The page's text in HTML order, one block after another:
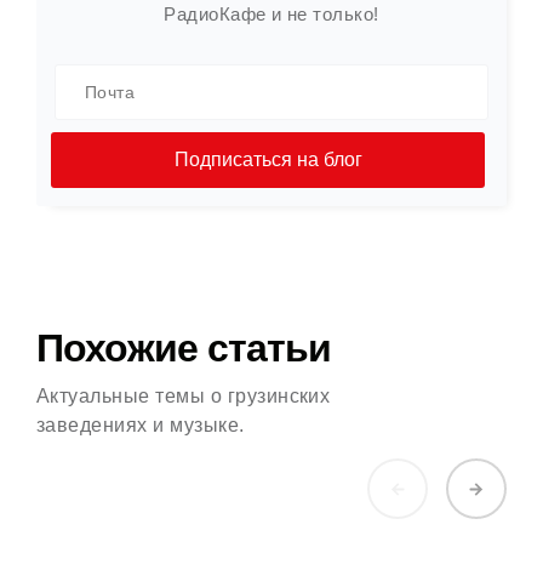
РадиоКафе и не только!
Подписаться на блог
Похожие статьи
Актуальные темы о грузинских
заведениях и музыке.